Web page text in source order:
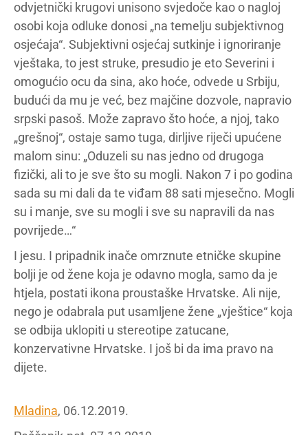
odvjetnički krugovi unisono svjedoče kao o nagloj
osobi koja odluke donosi „na temelju subjektivnog
osjećaja“. Subjektivni osjećaj sutkinje i ignoriranje
vještaka, to jest struke, presudio je eto Severini i
omogućio ocu da sina, ako hoće, odvede u Srbiju,
budući da mu je već, bez majčine dozvole, napravio
srpski pasoš. Može zapravo što hoće, a njoj, tako
„grešnoj“, ostaje samo tuga, dirljive riječi upućene
malom sinu: „Oduzeli su nas jedno od drugoga
fizički, ali to je sve što su mogli. Nakon 7 i po godina
sada su mi dali da te viđam 88 sati mjesečno. Mogli
su i manje, sve su mogli i sve su napravili da nas
povrijede…“
I jesu. I pripadnik inače omrznute etničke skupine
bolji je od žene koja je odavno mogla, samo da je
htjela, postati ikona proustaške Hrvatske. Ali nije,
nego je odabrala put usamljene žene „vještice“ koja
se odbija uklopiti u stereotipe zatucane,
konzervativne Hrvatske. I još bi da ima pravo na
dijete.
Mladina, 06.12.2019.